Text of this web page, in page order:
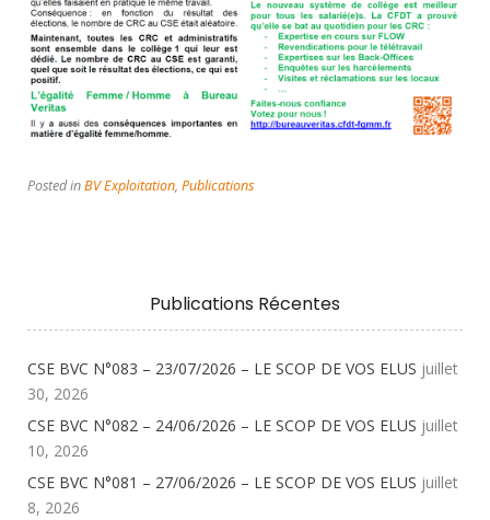
Posted inBV Exploitation, Publications
Publications Récentes
CSE BVC N°083 – 23/07/2026 – LE SCOP DE VOS ELUS juillet
30, 2026
CSE BVC N°082 – 24/06/2026 – LE SCOP DE VOS ELUS juillet
10, 2026
CSE BVC N°081 – 27/06/2026 – LE SCOP DE VOS ELUS juillet
8, 2026